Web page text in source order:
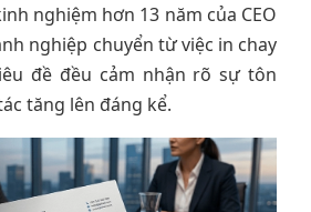
nghiệm hơn 13 năm của CEO
nghiệp chuyển từ việc in chay
đề đều cảm nhận rõ sự tôn
tăng lên đáng kể.